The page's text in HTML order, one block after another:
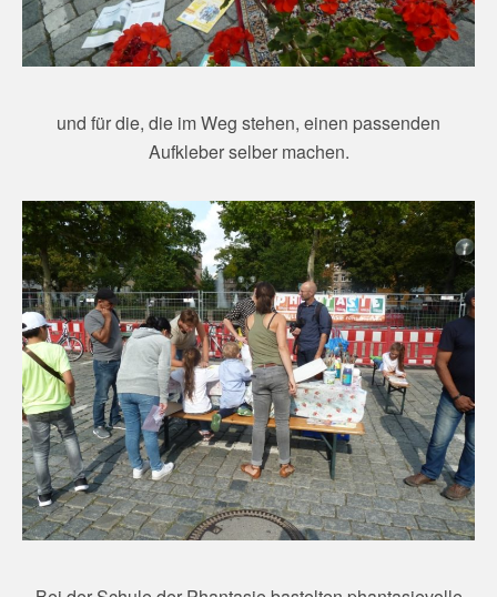
und für die, die im Weg stehen, einen passenden
Aufkleber selber machen.